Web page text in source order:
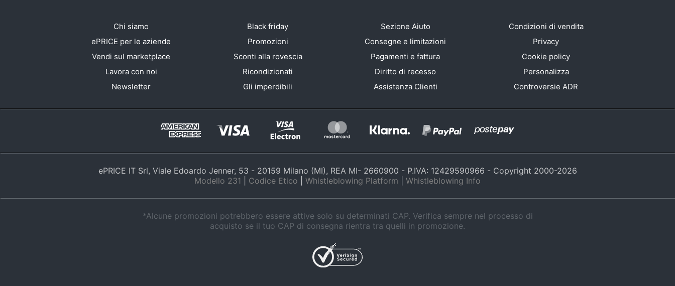
Chi siamo
ePRICE per le aziende
Vendi sul marketplace
Lavora con noi
Newsletter
Black friday
Promozioni
Sconti alla rovescia
Ricondizionati
Gli imperdibili
Sezione Aiuto
Consegne e limitazioni
Pagamenti e fattura
Diritto di recesso
Assistenza Clienti
Condizioni di vendita
Privacy
Cookie policy
Personalizza
Controversie ADR
ePRICE IT Srl, Viale Edoardo Jenner, 53 - 20159 Milano (MI), REA MI- 2660900 - P.IVA: 12429590966 - Copyright 2000-2026
Modello 231
Codice Etico Whistleblowing Platform Whistleblowing Info
*Alcune promozioni potrebbero essere attive solo su determinati CAP. Verifica sempre nel processo di
acquisto se il tuo CAP di consegna rientra tra quelli in promozione.